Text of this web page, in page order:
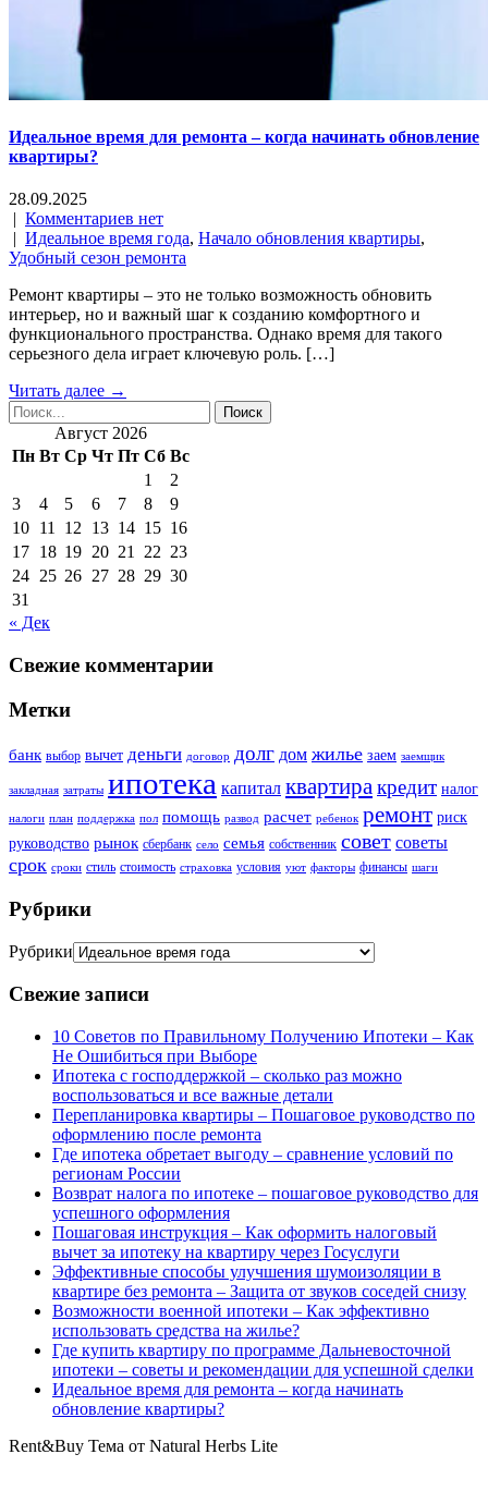
Идеальное время для ремонта – когда начинать обновление
квартиры?
28.09.2025
| Комментариев нет
| Идеальное время года, Начало обновления квартиры,
Удобный сезон ремонта
Ремонт квартиры – это не только возможность обновить
интерьер, но и важный шаг к созданию комфортного и
функционального пространства. Однако время для такого
серьезного дела играет ключевую роль. […]
Читать далее →
Август 2026
Пн Вт Ср Чт Пт Сб Вс
1
2
3
4 5 6 7 8
9
10 11 12 13 14 15 16
17 18 19 20 21 22 23
24 25 26 27 28 29 30
31
« Дек
Свежие комментарии
Метки
банк выбор вычет деньги договор долг дом жилье заем заемщик
закладная затраты ипотека капитал квартиракредит налог
налоги план поддержка пол помощь развод расчет ребенок ремонт риск
руководство рынок сбербанк село семья собственник совет советы
срок сроки стиль стоимость страховка условия уют факторы финансы шаги
Рубрики
Рубрики
Свежие записи
10 Советов по Правильному Получению Ипотеки – Как
Не Ошибиться при Выборе
Ипотека с господдержкой – сколько раз можно
воспользоваться и все важные детали
Перепланировка квартиры – Пошаговое руководство по
оформлению после ремонта
Где ипотека обретает выгоду – сравнение условий по
регионам России
Возврат налога по ипотеке – пошаговое руководство для
успешного оформления
Пошаговая инструкция – Как оформить налоговый
вычет за ипотеку на квартиру через Госуслуги
Эффективные способы улучшения шумоизоляции в
квартире без ремонта – Защита от звуков соседей снизу
Возможности военной ипотеки – Как эффективно
использовать средства на жилье?
Где купить квартиру по программе Дальневосточной
ипотеки – советы и рекомендации для успешной сделки
Идеальное время для ремонта – когда начинать
обновление квартиры?
Rent&Buy Тема от Natural Herbs Lite